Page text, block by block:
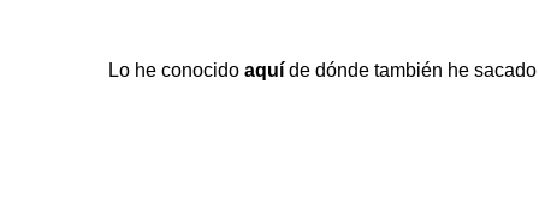
Lo he conocido aquíde dónde también he